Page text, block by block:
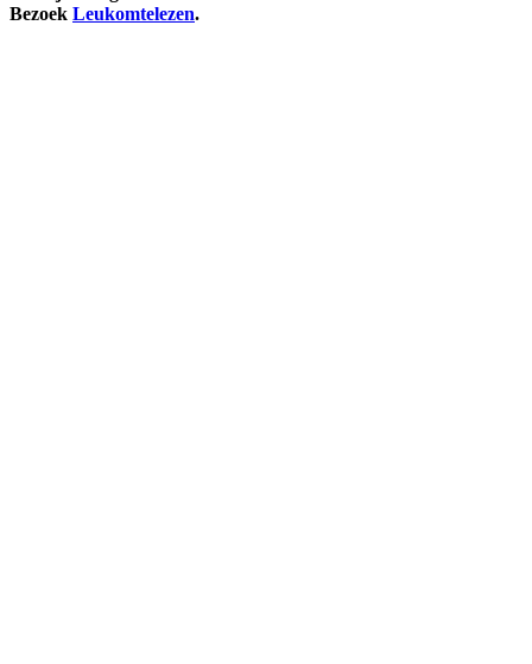
Bezoek Leukomtelezen.